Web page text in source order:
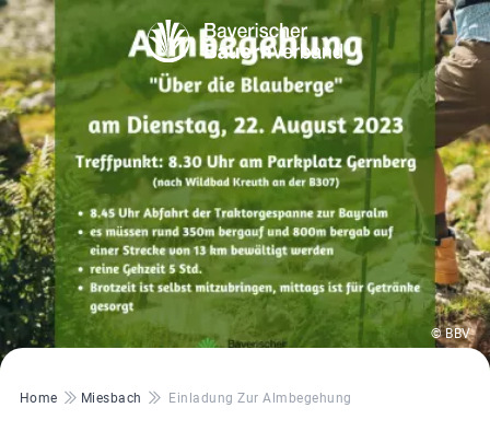
© BBV
Pfadnavigation
Home Miesbach Einladung Zur Almbegehung